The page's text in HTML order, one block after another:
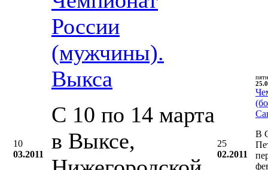
10
03.2011
России
(мужчины).
Выкса
С 10 по 14 марта
в Выксе,
25
02.2011
В